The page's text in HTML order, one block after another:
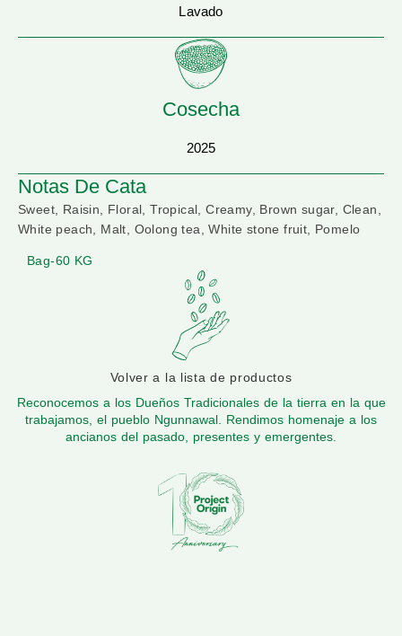
Lavado
Cosecha
2025
Notas De Cata
Sweet, Raisin, Floral, Tropical, Creamy, Brown sugar, Clean,
White peach, Malt, Oolong tea, White stone fruit, Pomelo
Bag-60 KG
Volver a la lista de productos
Reconocemos a los Dueños Tradicionales de la tierra en la que
trabajamos, el pueblo Ngunnawal. Rendimos homenaje a los
ancianos del pasado, presentes y emergentes.